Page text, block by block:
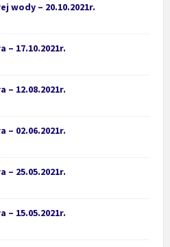
wody – 20.10.2021r.
17.10.2021r.
12.08.2021r.
02.06.2021r.
25.05.2021r.
15.05.2021r.